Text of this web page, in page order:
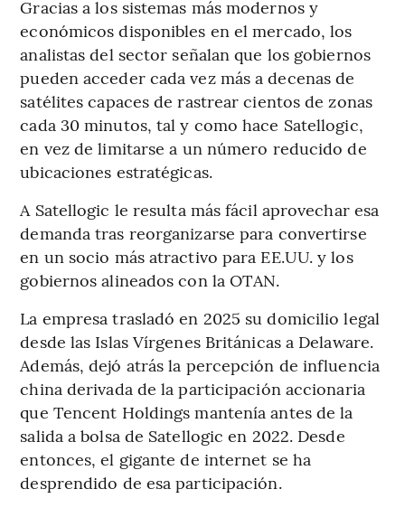
Gracias a los sistemas más modernos y
económicos disponibles en el mercado, los
analistas del sector señalan que los gobiernos
pueden acceder cada vez más a decenas de
satélites capaces de rastrear cientos de zonas
cada 30 minutos, tal y como hace Satellogic,
en vez de limitarse a un número reducido de
ubicaciones estratégicas.
A Satellogic le resulta más fácil aprovechar esa
demanda tras reorganizarse para convertirse
en un socio más atractivo para EE.UU. y los
gobiernos alineados con la OTAN.
La empresa trasladó en 2025 su domicilio legal
desde las Islas Vírgenes Británicas a Delaware.
Además, dejó atrás la percepción de influencia
china derivada de la participación accionaria
que Tencent Holdings mantenía antes de la
salida a bolsa de Satellogic en 2022. Desde
entonces, el gigante de internet se ha
desprendido de esa participación.